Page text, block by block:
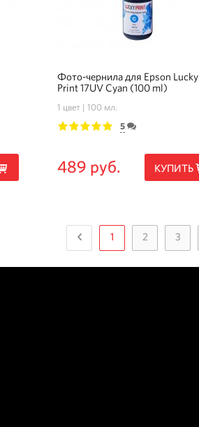
Фото-чернила для Epson Lucky
Print 17UV Cyan (100 ml)
1 цвет 100 мл.
5
489 руб. КУПИТЬ
1 2 3